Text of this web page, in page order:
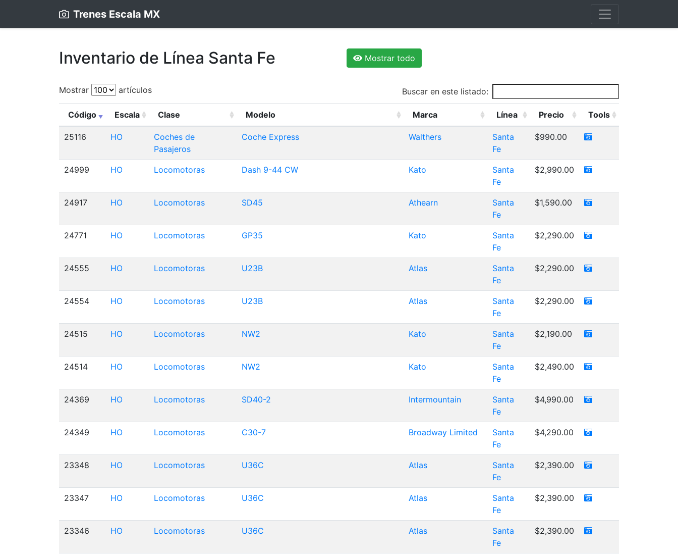
Trenes Escala MX
Inventario de Línea Santa Fe Mostrar todo
Mostrar artículos Buscar en este listado:
Código Escala Clase Modelo Marca Línea Precio Tools
25116 HO
Coches de
Pasajeros
Coche Express Walthers
Santa
Fe
$990.00
24999 HO Locomotoras Dash 9-44 CW Kato
Santa
Fe
$2,990.00
24917 HO Locomotoras SD45 Athearn
Santa
Fe
$1,590.00
24771 HO Locomotoras GP35 Kato
Santa
Fe
$2,290.00
24555 HO Locomotoras U23B Atlas
Santa
Fe
$2,290.00
24554 HO Locomotoras U23B Atlas
Santa
Fe
$2,290.00
24515 HO Locomotoras NW2 Kato
Santa
Fe
$2,190.00
24514 HO Locomotoras NW2 Kato
Santa
Fe
$2,490.00
24369 HO Locomotoras SD40-2 Intermountain
Santa
Fe
$4,990.00
24349 HO Locomotoras C30-7 Broadway Limited
Santa
Fe
$4,290.00
23348 HO Locomotoras U36C Atlas
Santa
Fe
$2,390.00
23347 HO Locomotoras U36C Atlas
Santa
Fe
$2,390.00
23346 HO Locomotoras U36C Atlas
Santa
Fe
$2,390.00